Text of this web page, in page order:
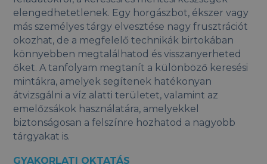
elengedhetetlenek. Egy horgászbot, ékszer vagy
más személyes tárgy elvesztése nagy frusztrációt
okozhat, de a megfelelő technikák birtokában
könnyebben megtalálhatod és visszanyerheted
őket. A tanfolyam megtanít a különböző keresési
mintákra, amelyek segítenek hatékonyan
átvizsgálni a víz alatti területet, valamint az
emelőzsákok használatára, amelyekkel
biztonságosan a felszínre hozhatod a nagyobb
tárgyakat is.
GYAKORLATI OKTATÁS